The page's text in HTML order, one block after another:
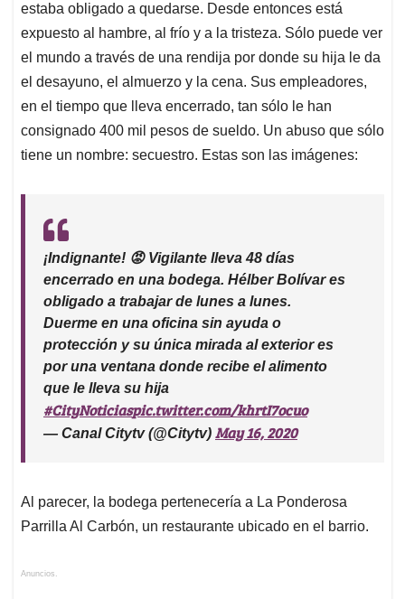
estaba obligado a quedarse. Desde entonces está
expuesto al hambre, al frío y a la tristeza. Sólo puede ver
el mundo a través de una rendija por donde su hija le da
el desayuno, el almuerzo y la cena. Sus empleadores,
en el tiempo que lleva encerrado, tan sólo le han
consignado 400 mil pesos de sueldo. Un abuso que sólo
tiene un nombre: secuestro. Estas son las imágenes:
¡Indignante! 😡 Vigilante lleva 48 días
encerrado en una bodega. Hélber Bolívar es
obligado a trabajar de lunes a lunes.
Duerme en una oficina sin ayuda o
protección y su única mirada al exterior es
por una ventana donde recibe el alimento
que le lleva su hija
#CityNoticiaspic.twitter.com/khrtI7ocuo
— Canal Citytv (@Citytv) May 16, 2020
Al parecer, la bodega pertenecería a La Ponderosa
Parrilla Al Carbón, un restaurante ubicado en el barrio.
Anuncios.